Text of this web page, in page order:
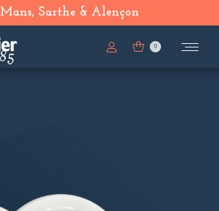
Sarthe & Alençon
0